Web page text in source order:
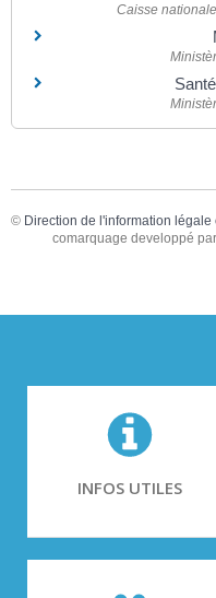
Caisse
© Direction de l'information légale
comarquage developpé par
INFOS UTILES